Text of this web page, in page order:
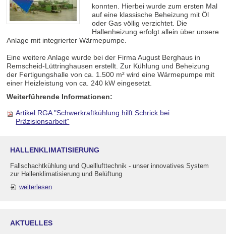
konnten. Hierbei wurde zum ersten Mal
auf eine klassische Beheizung mit Öl
oder Gas völlig verzichtet. Die
Hallenheizung erfolgt allein über unsere
Anlage mit integrierter Wärmepumpe.
Eine weitere Anlage wurde bei der Firma August Berghaus in
Remscheid-Lüttringhausen erstellt. Zur Kühlung und Beheizung
der Fertigungshalle von ca. 1.500 m² wird eine Wärmepumpe mit
einer Heizleistung von ca. 240 kW eingesetzt.
Weiterführende Informationen:
Artikel RGA "Schwerkraftkühlung hilft Schrick bei
Präzisionsarbeit"
HALLENKLIMATISIERUNG
Fallschachtkühlung und Quelllufttechnik - unser innovatives System
zur Hallenklimatisierung und Belüftung
weiterlesen
AKTUELLES